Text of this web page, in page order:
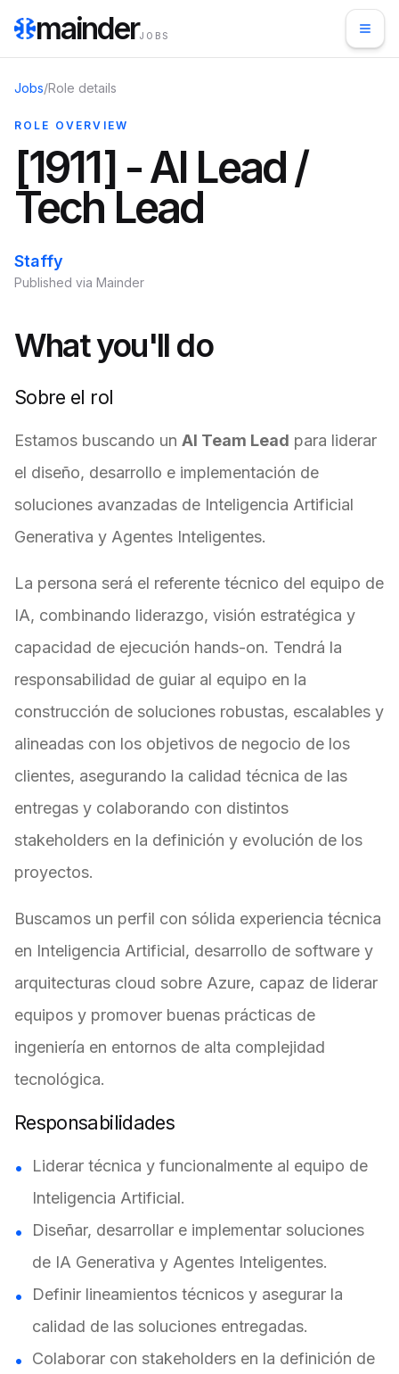
mainderJOBS
Jobs/Role details
ROLE OVERVIEW
[1911] - AI Lead /
Tech Lead
Staffy
Published via Mainder
What you'll do
Sobre el rol
Estamos buscando un AI Team Lead para liderar
el diseño, desarrollo e implementación de
soluciones avanzadas de Inteligencia Artificial
Generativa y Agentes Inteligentes.
La persona será el referente técnico del equipo de
IA, combinando liderazgo, visión estratégica y
capacidad de ejecución hands-on. Tendrá la
responsabilidad de guiar al equipo en la
construcción de soluciones robustas, escalables y
alineadas con los objetivos de negocio de los
clientes, asegurando la calidad técnica de las
entregas y colaborando con distintos
stakeholders en la definición y evolución de los
proyectos.
Buscamos un perfil con sólida experiencia técnica
en Inteligencia Artificial, desarrollo de software y
arquitecturas cloud sobre Azure, capaz de liderar
equipos y promover buenas prácticas de
ingeniería en entornos de alta complejidad
tecnológica.
Responsabilidades
Liderar técnica y funcionalmente al equipo de
Inteligencia Artificial.
Diseñar, desarrollar e implementar soluciones
de IA Generativa y Agentes Inteligentes.
Definir lineamientos técnicos y asegurar la
calidad de las soluciones entregadas.
Colaborar con stakeholders en la definición de